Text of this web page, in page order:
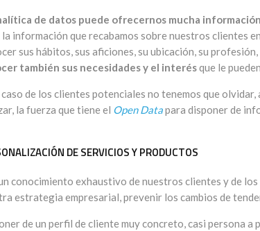
de datos puede ofrecernos mucha información
la información que recabamos sobre nuestros clientes
sus hábitos, sus aficiones, su ubicación, su
también sus necesidades y el interésque le
caso de los clientes potenciales no tenemos que
la fuerza que tiene el Open Datapara disponer de
DE SERVICIOS Y PRODUCTOS
conocimiento exhaustivo de nuestros clientes y de
estrategia empresarial, prevenir los cambios de
de un perfil de cliente muy concreto, casi persona